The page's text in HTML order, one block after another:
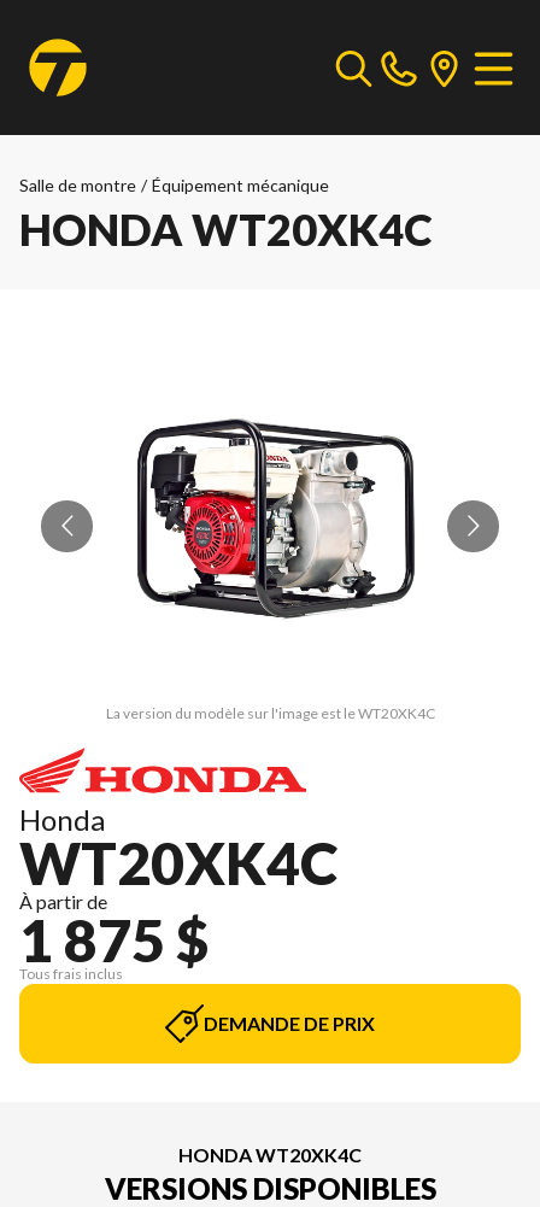
Salle de montre / Équipement mécanique
HONDA WT20XK4C
La version du modèle sur l'image est le WT20XK4C
Honda
WT20XK4C
À partir de
1 875 $
Tous frais inclus
DEMANDE DE PRIX
HONDA WT20XK4C
VERSIONS DISPONIBLES